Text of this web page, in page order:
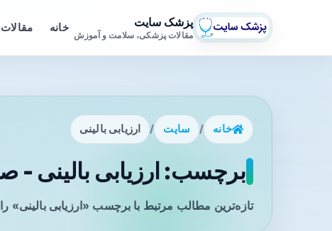
پزشک سایت
مقالات پزشکی، سلامت و آموزش
خانه
خانه / سایت / ارزیابی بالینی
برچسب: ارزیابی بالینی -
تازه‌ترین مطالب مرتبط با برچسب «ارزیابی بالینی»